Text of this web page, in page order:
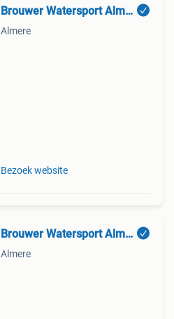
Brouwer Watersport Almere
Almere
Bezoek website
Brouwer Watersport Almere
Almere